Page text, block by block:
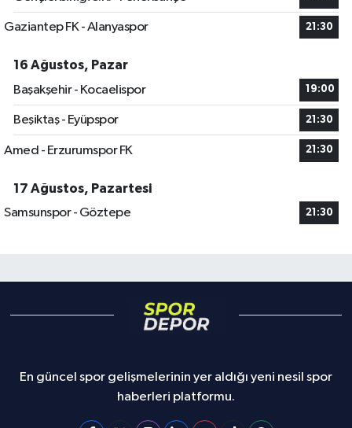
Gaziantep FK - Alanyaspor 21:30
16 Ağustos, Pazar
Başakşehir - Kocaelispor
19:00
Beşiktaş - Eyüpspor 21:30
Amed - Erzurumspor FK 21:30
17 Ağustos, Pazartesi
Samsunspor - Göztepe
21:30
En güncel spor gelişmelerinin yer aldığı yeni nesil spor
haberleri platformu.